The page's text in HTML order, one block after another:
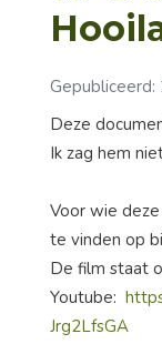
Deze
Ik zag hem
Voor wie
te vinden op
De film staat
Youtube:
Jrg2LfsGA